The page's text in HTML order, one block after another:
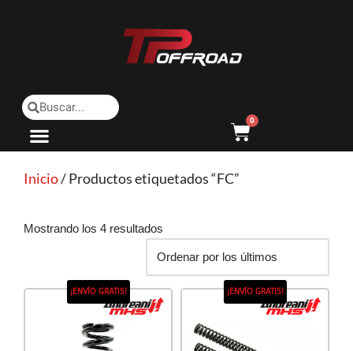
0
Inicio/ Productos etiquetados “FC”
Mostrando los 4 resultados
¡ENVÍO GRATIS! ¡ENVÍO GRATIS!